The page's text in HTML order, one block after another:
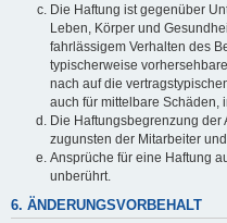
Die Haftung ist gegenüber
Leben, Körper und
fahrlässigem Verhalten des
typischerweise
nach auf die
auch für mittelbare Schäden,
Die Haftungsbegrenzung der
zugunsten der Mitarbeiter
Ansprüche für eine Haftung
unberührt.
6. ÄNDERUNGSVORBEHALT